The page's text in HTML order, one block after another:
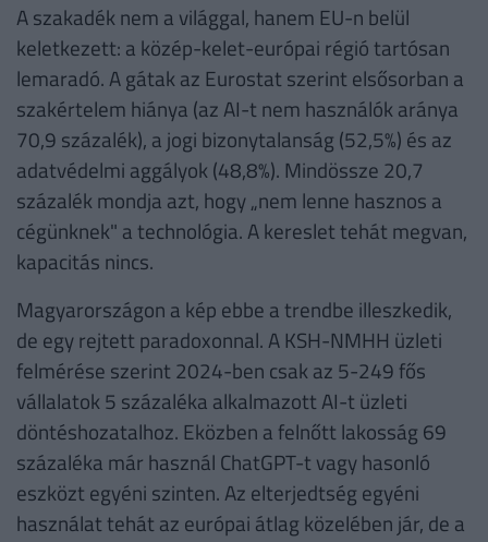
A szakadék nem a világgal, hanem EU-n belül
keletkezett: a közép-kelet-európai régió tartósan
lemaradó. A gátak az Eurostat szerint elsősorban a
szakértelem hiánya (az AI-t nem használók aránya
70,9 százalék), a jogi bizonytalanság (52,5%) és az
adatvédelmi aggályok (48,8%). Mindössze 20,7
százalék mondja azt, hogy „nem lenne hasznos a
cégünknek" a technológia. A kereslet tehát megvan,
kapacitás nincs.
Magyarországon a kép ebbe a trendbe illeszkedik,
de egy rejtett paradoxonnal. A KSH-NMHH üzleti
felmérése szerint 2024-ben csak az 5-249 fős
vállalatok 5 százaléka alkalmazott AI-t üzleti
döntéshozatalhoz. Eközben a felnőtt lakosság 69
százaléka már használ ChatGPT-t vagy hasonló
eszközt egyéni szinten. Az elterjedtség egyéni
használat tehát az európai átlag közelében jár, de a